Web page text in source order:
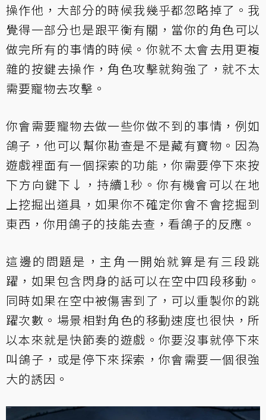
操作他，大部分的時候我幾乎都忽略掉了。我
覺得一部分也是跟平衡有關，當你的角色可以
做完所有的事情的時候。你就不太會去用更複
雜的按鍵去操作，角色攻擊就夠強了，就不太
需要寵物去攻擊。
你會需要寵物去做一些你做不到的事情，例如
鴿子，他可以幫你勘查是不是藏有寶物。因為
遊戲裡面有一個探索的功能，你需要停下來按
下方向鍵下↓，持續1秒。你有機會可以在地
上挖掘出道具，如果你不確定你會不會挖掘到
東西，你用鴿子的技能去查，看鴿子的反應。
這邊的問題是，主角一開始就算是有三段跳
躍，如果包含閃身的話可以在空中四段移動。
同時如果在空中被傷害到了，可以重製你的跳
躍次數。場景相對角色的移動速度也很快，所
以本來就是快節奏的遊戲。你要沒事就停下來
叫鴿子，或是停下來探索，你會需要一個很強
大的誘因。